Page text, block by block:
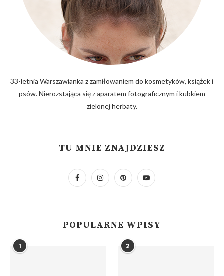
33-letnia Warszawianka z zamiłowaniem do kosmetyków, książek i
psów. Nierozstająca się z aparatem fotograficznym i kubkiem
zielonej herbaty.
TU MNIE ZNAJDZIESZ
POPULARNE WPISY
1 2